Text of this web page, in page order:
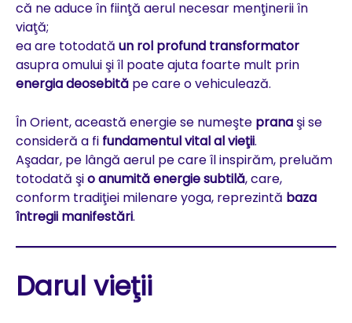
că ne aduce în fiinţă aerul necesar menţinerii în
viaţă;
ea are totodată un rol profund transformator
asupra omului şi îl poate ajuta foarte mult prin
energia deosebită pe care o vehiculează.
În Orient, această energie se numeşte pranaşi se
consideră a fi fundamentul vital al vieţii.
Aşadar, pe lângă aerul pe care îl inspirăm, preluăm
totodată şio anumită energie subtilă, care,
conform tradiţiei milenare yoga, reprezintă baza
întregii manifestări.
Darul vieţii